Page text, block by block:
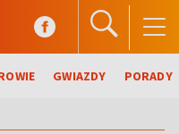
GWIAZDY PORADY